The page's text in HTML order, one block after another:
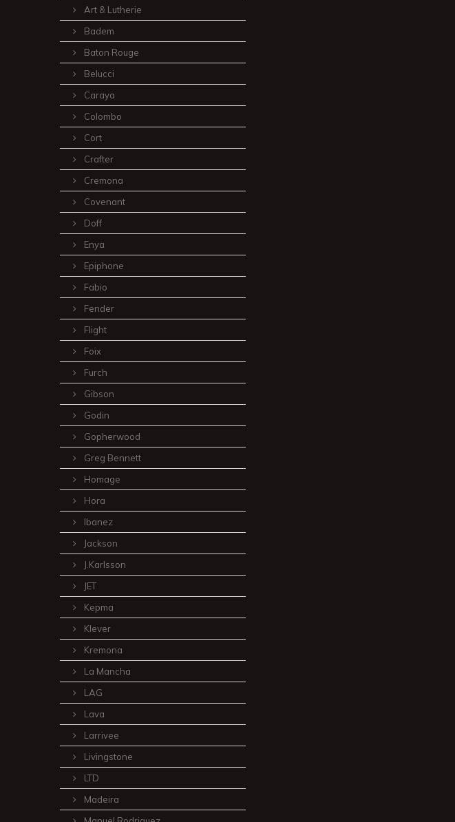
Art & Lutherie
Badem
Baton Rouge
Belucci
Caraya
Colombo
Cort
Crafter
Cremona
Covenant
Doff
Enya
Epiphone
Fabio
Fender
Flight
Foix
Furch
Gibson
Godin
Gopherwood
Greg Bennett
Homage
Hora
Ibanez
Jackson
J.Karlsson
JET
Kepma
Klever
Kremona
La Mancha
LAG
Lava
Larrivee
Livingstone
LTD
Madeira